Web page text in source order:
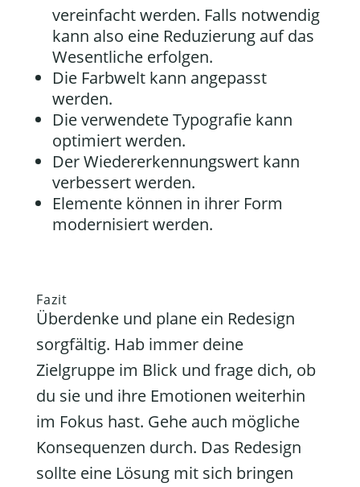
vereinfacht werden. Falls notwendig
kann also eine Reduzierung auf das
Wesentliche erfolgen.
Die Farbwelt kann angepasst
werden.
Die verwendete Typografie kann
optimiert werden.
Der Wiedererkennungswert kann
verbessert werden.
Elemente können in ihrer Form
modernisiert werden.
Fazit
Überdenke und plane ein Redesign
sorgfältig. Hab immer deine
Zielgruppe im Blick und frage dich, ob
du sie und ihre Emotionen weiterhin
im Fokus hast. Gehe auch mögliche
Konsequenzen durch. Das Redesign
sollte eine Lösung mit sich bringen